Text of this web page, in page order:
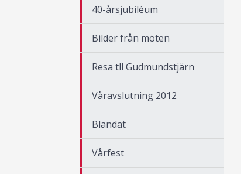
40-årsjubiléum
Bilder från möten
Resa tll Gudmundstjärn
Våravslutning 2012
Blandat
Vårfest